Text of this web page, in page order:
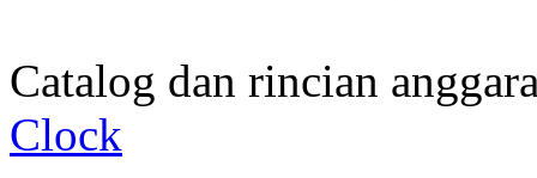
Catalog dan rincian
Clock